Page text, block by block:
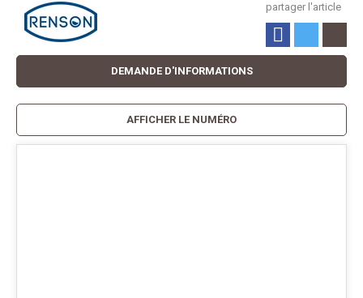
partager l'article
DEMANDE D'INFORMATIONS
AFFICHER LE NUMÉRO